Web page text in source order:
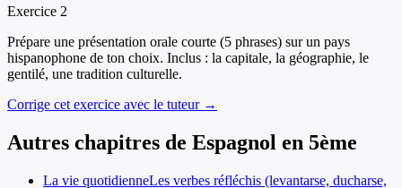
Exercice 2
Prépare une présentation orale courte (5 phrases) sur un pays
hispanophone de ton choix. Inclus : la capitale, la géographie, le
gentilé, une tradition culturelle.
Corrige cet exercice avec le tuteur →
Autres chapitres de Espagnol en 5ème
La vie quotidienneLes verbes réfléchis (levantarse, ducharse,